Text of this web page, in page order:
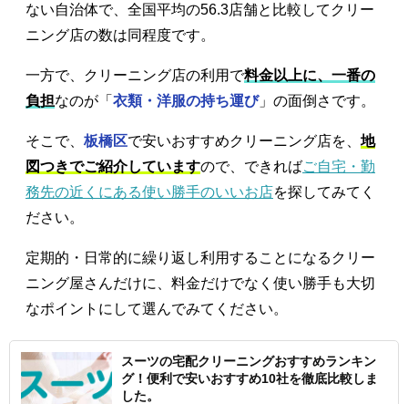
ない自治体で、全国平均の56.3店舗と比較してクリー
ニング店の数は同程度です。
一方で、クリーニング店の利用で料金以上に、一番の
負担なのが「 衣類・洋服の持ち運び」の面倒さです。
そこで、 板橋区で安いおすすめクリーニング店を、 地
図つきでご紹介していますので、できればご自宅・勤
務先の近くにある使い勝手のいいお店を探してみてく
ださい。
定期的・日常的に繰り返し利用することになるクリー
ニング屋さんだけに、料金だけでなく使い勝手も大切
なポイントにして選んでみてください。
スーツの宅配クリーニングおすすめランキン
グ！便利で安いおすすめ10社を徹底比較しま
した。